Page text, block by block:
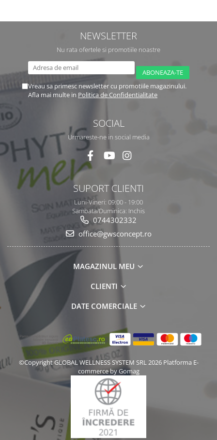
NEWSLETTER
Nu rata ofertele si promotiile noastre
Vreau sa primesc newsletter cu promotiile magazinului.
Afla mai multe in Politica de Confidentialitate
SOCIAL
Urmareste-ne in social media
SUPORT CLIENTI
Luni-Vineri: 09:00 - 19:00
Sambata/Duminica: Inchis
0744302332
office@gwsconcept.ro
MAGAZINUL MEU
CLIENTI
DATE COMERCIALE
©Copyright GLOBAL WELLNESS SYSTEM SRL 2026 Platforma E-
commerce by Gomag